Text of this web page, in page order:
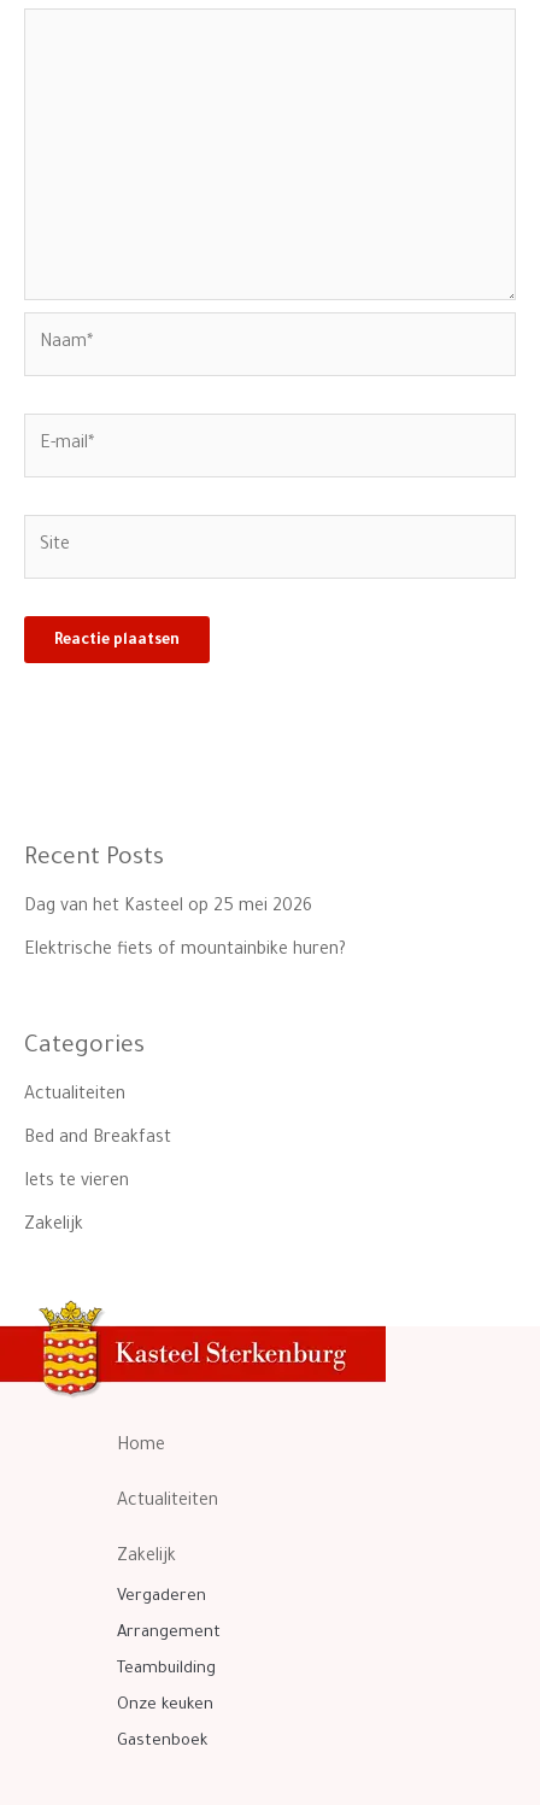
Recent Posts
Dag van het Kasteel op 25 mei 2026
Elektrische fiets of mountainbike huren?
Categories
Actualiteiten
Bed and Breakfast
Iets te vieren
Zakelijk
Home
Actualiteiten
Zakelijk
Vergaderen
Arrangement
Teambuilding
Onze keuken
Gastenboek